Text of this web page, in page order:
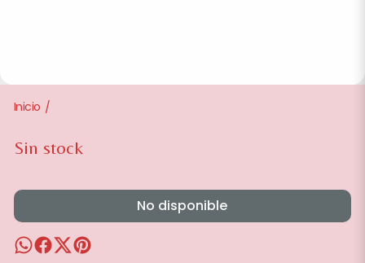
Inicio /
Sin stock
No disponible